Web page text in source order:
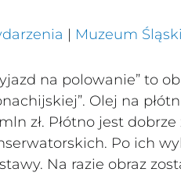
| Muzeum
na polowanie” to
Olej na
mln zł. Płótno jest
Po ich
Na razie obraz